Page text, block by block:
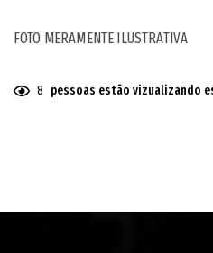
FOTO MERAMENTE ILUSTRATIVA
8 pessoas estão vizualizando
carrinho